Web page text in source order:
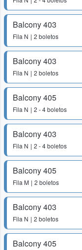
Balcony 403
Fila N 2 boletos
Balcony 403
Fila N 2 boletos
Balcony 405
Fila N 2 - 4 boletos
Balcony 403
Fila N 2 - 4 boletos
Balcony 405
Fila M 2 boletos
Balcony 403
Fila N 2 boletos
Balcony 405